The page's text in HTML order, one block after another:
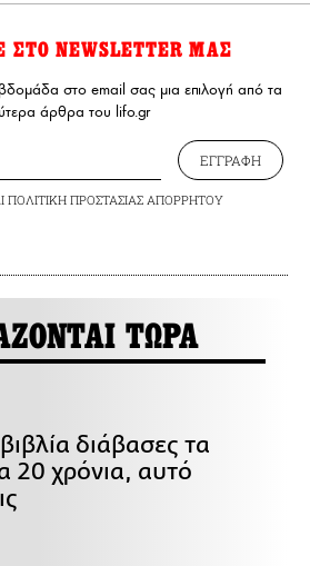
ΣΤΟ NEWSLETTER ΜΑΣ
στο email σας μια επιλογή από τα
άρθρα του lifo.gr
ΕΓΓΡΑΦΗ
ΠΟΛΙΤΙΚΗ ΠΡΟΣΤΑΣΙΑΣ ΑΠΟΡΡΗΤΟΥ
ΤΩΡΑ
διάβασες τα
20 χρόνια, αυτό